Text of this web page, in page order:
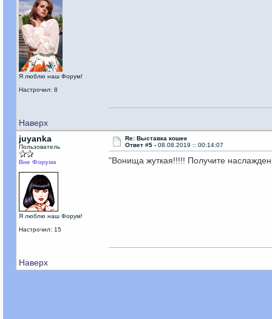
Я люблю наш Форум!
Настрочил: 8
Наверх
juyanka
Пользователь
Вне Форума
Я люблю наш Форум!
Настрочил: 15
Re: Выставка кошек
Ответ #5 - 08.08.2019 :: 00:14:07
"Вонища жуткая!!!!! Получите
Наверх